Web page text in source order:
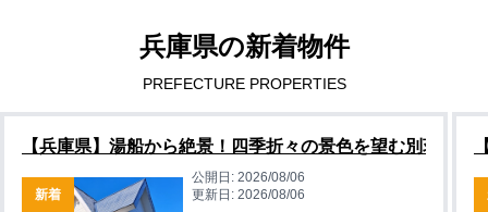
兵庫県の新着物件
PREFECTURE PROPERTIES
【兵庫県】湯船から絶景！四季折々の景色を望む別荘物件
新着
公開日:2026/08/06
更新日:2026/08/06